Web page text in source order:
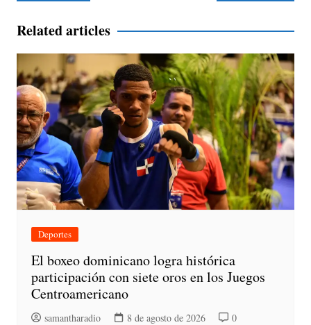
entradas
Related articles
Deportes
El boxeo dominicano logra histórica
participación con siete oros en los Juegos
Centroamericano
samantharadio 8 de agosto de 2026 0